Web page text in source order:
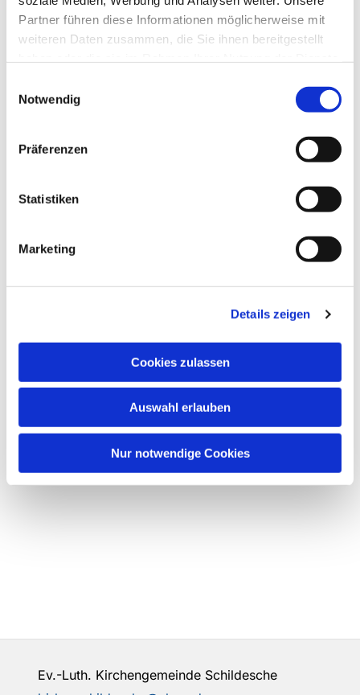
Partner führen diese Informationen möglicherweise mit
weiteren Daten zusammen, die Sie ihnen bereitgestellt
Notwendig
Präferenzen
Statistiken
Marketing
Details zeigen
Cookies zulassen
Auswahl erlauben
Nur notwendige Cookies
Ev.-Luth. Kirchengemeinde Schildesche